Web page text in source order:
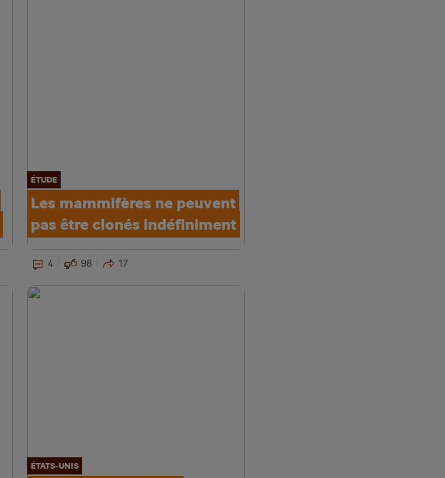
ÉTUDE
Les mammifères ne peuvent
pas être clonés indéfiniment
4 98 17
ÉTATS-UNIS